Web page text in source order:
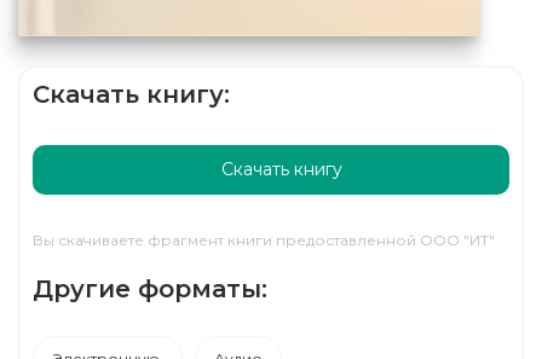
Скачать книгу:
Скачать книгу
Вы скачиваете фрагмент книги предоставленной ООО "ИТ"
Другие форматы: